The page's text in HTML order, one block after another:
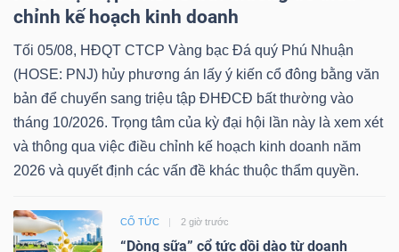
chỉnh kế hoạch kinh doanh
Tối 05/08, HĐQT CTCP Vàng bạc Đá quý Phú Nhuận
(HOSE: PNJ) hủy phương án lấy ý kiến cổ đông bằng văn
bản để chuyển sang triệu tập ĐHĐCĐ bất thường vào
tháng 10/2026. Trọng tâm của kỳ đại hội lần này là xem xét
và thông qua việc điều chỉnh kế hoạch kinh doanh năm
2026 và quyết định các vấn đề khác thuộc thẩm quyền.
CỔ TỨC 2 giờ trước
“Dòng sữa” cổ tức dồi dào từ doanh